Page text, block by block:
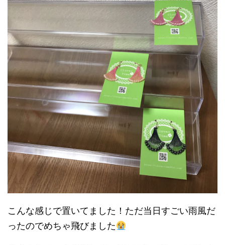
こんな感じで置いてました！ただ当日すごい雨風だ
ったのでめちゃ飛びました